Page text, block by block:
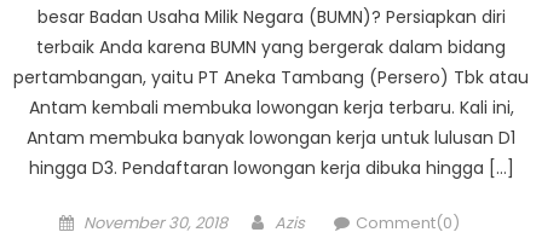
besar Badan Usaha Milik Negara (BUMN)? Persiapkan diri
terbaik Anda karena BUMN yang bergerak dalam bidang
pertambangan, yaitu PT Aneka Tambang (Persero) Tbk atau
Antam kembali membuka lowongan kerja terbaru. Kali ini,
Antam membuka banyak lowongan kerja untuk lulusan D1
hingga D3. Pendaftaran lowongan kerja dibuka hingga […]
Posted
November 30, 2018 Author
Azis Comment(0)